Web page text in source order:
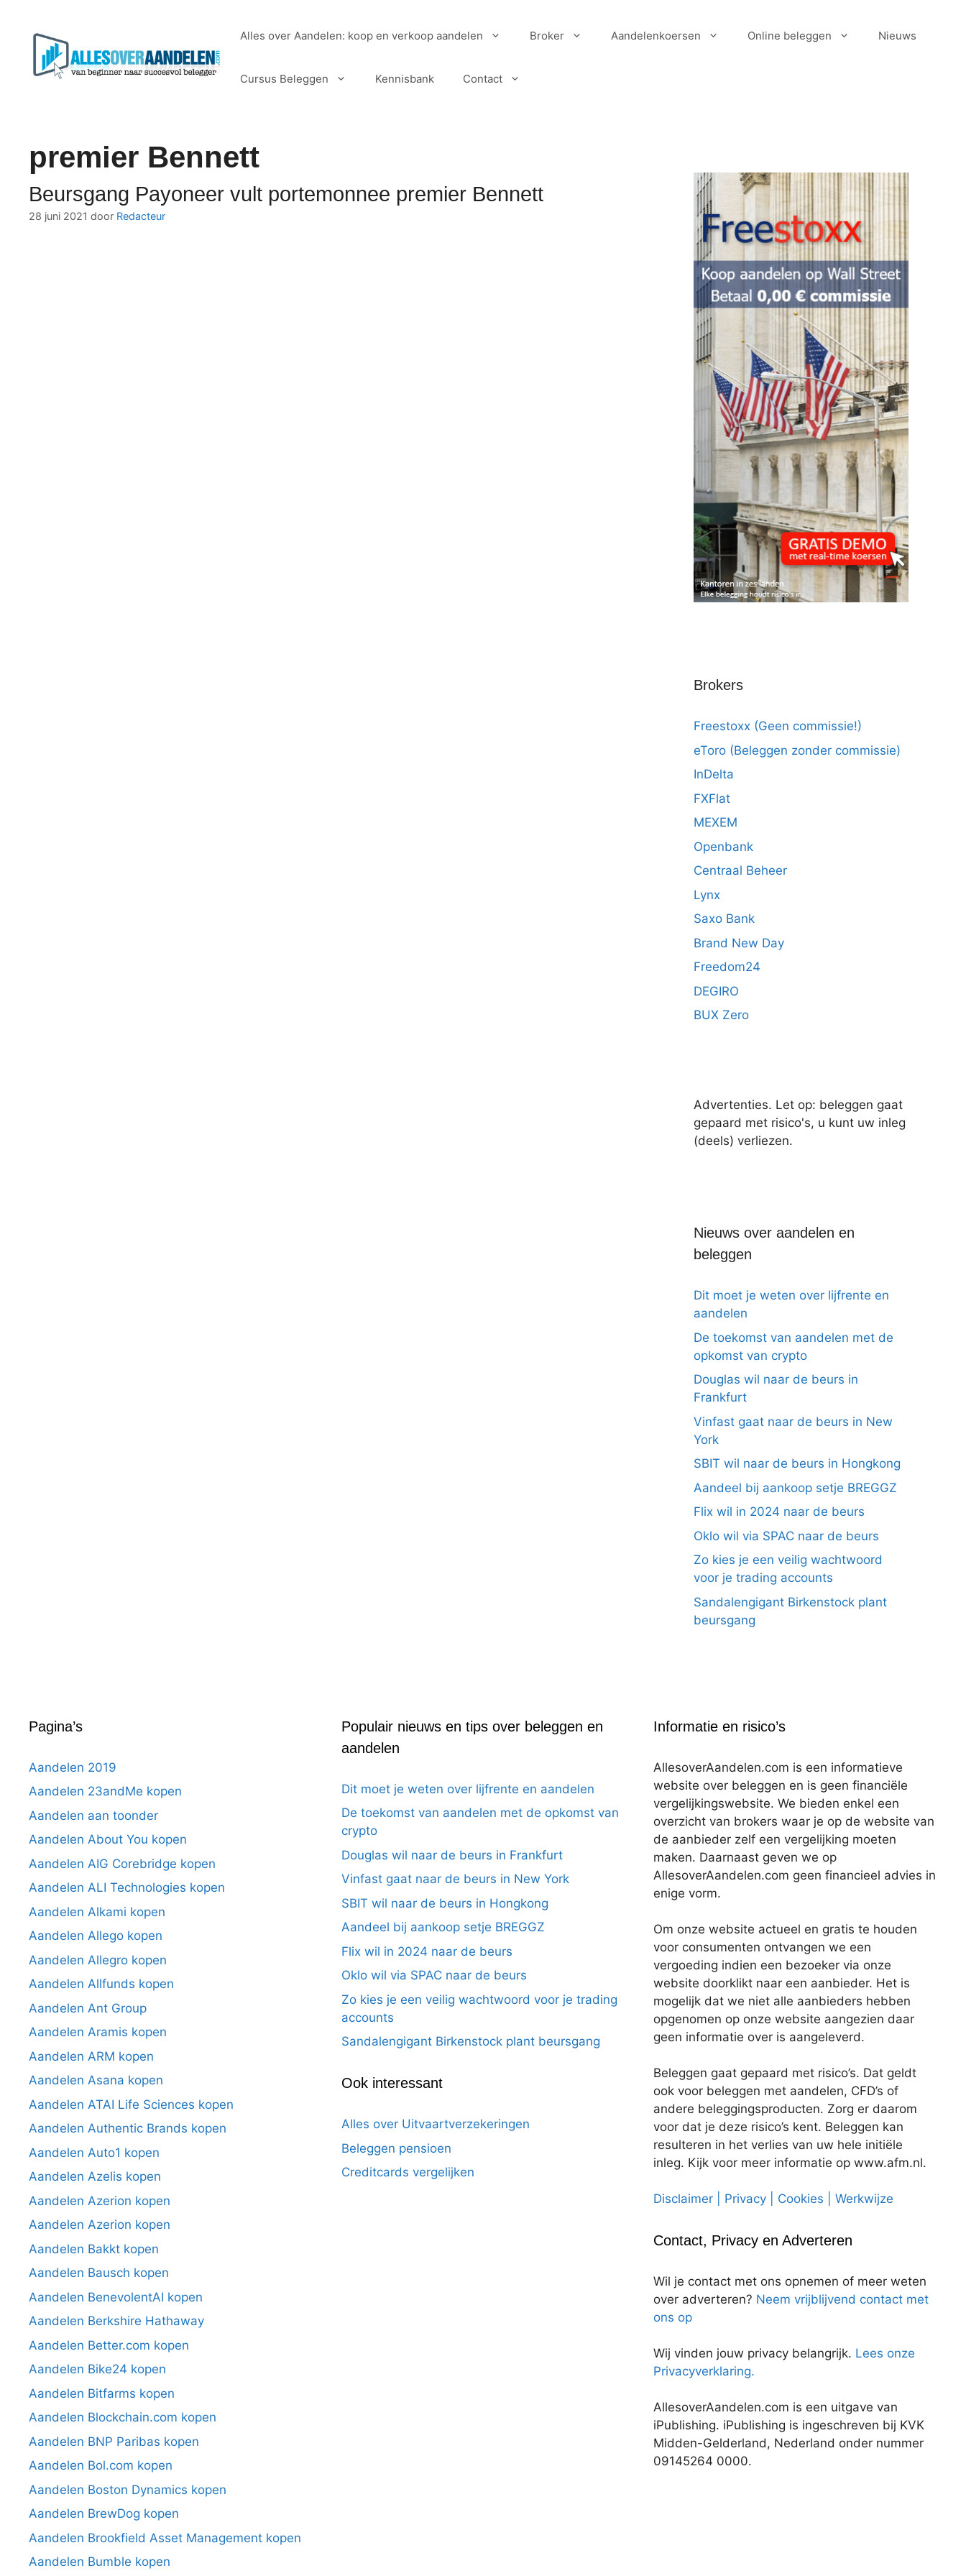
Alles over Aandelen: koop en verkoop aandelen Broker Aandelenkoersen Online beleggen Nieuws
Cursus Beleggen Kennisbank Contact
premier Bennett
Beursgang Payoneer vult portemonnee premier Bennett
28 juni 2021 door Redacteur
Brokers
Freestoxx (Geen commissie!)
eToro (Beleggen zonder commissie)
InDelta
FXFlat
MEXEM
Openbank
Centraal Beheer
Lynx
Saxo Bank
Brand New Day
Freedom24
DEGIRO
BUX Zero
Advertenties. Let op: beleggen gaat
gepaard met risico's, u kunt uw inleg
(deels) verliezen.
Nieuws over aandelen en
beleggen
Dit moet je weten over lijfrente en
aandelen
De toekomst van aandelen met de
opkomst van crypto
Douglas wil naar de beurs in
Frankfurt
Vinfast gaat naar de beurs in New
York
SBIT wil naar de beurs in Hongkong
Aandeel bij aankoop setje BREGGZ
Flix wil in 2024 naar de beurs
Oklo wil via SPAC naar de beurs
Zo kies je een veilig wachtwoord
voor je trading accounts
Sandalengigant Birkenstock plant
beursgang
Pagina’s
Aandelen 2019
Aandelen 23andMe kopen
Aandelen aan toonder
Aandelen About You kopen
Aandelen AIG Corebridge kopen
Aandelen ALI Technologies kopen
Aandelen Alkami kopen
Aandelen Allego kopen
Aandelen Allegro kopen
Aandelen Allfunds kopen
Aandelen Ant Group
Aandelen Aramis kopen
Aandelen ARM kopen
Aandelen Asana kopen
Aandelen ATAI Life Sciences kopen
Aandelen Authentic Brands kopen
Aandelen Auto1 kopen
Aandelen Azelis kopen
Aandelen Azerion kopen
Aandelen Azerion kopen
Aandelen Bakkt kopen
Aandelen Bausch kopen
Aandelen BenevolentAI kopen
Aandelen Berkshire Hathaway
Aandelen Better.com kopen
Aandelen Bike24 kopen
Aandelen Bitfarms kopen
Aandelen Blockchain.com kopen
Aandelen BNP Paribas kopen
Aandelen Bol.com kopen
Aandelen Boston Dynamics kopen
Aandelen BrewDog kopen
Aandelen Brookfield Asset Management kopen
Aandelen Bumble kopen
Populair nieuws en tips over beleggen en
aandelen
Dit moet je weten over lijfrente en aandelen
De toekomst van aandelen met de opkomst van
crypto
Douglas wil naar de beurs in Frankfurt
Vinfast gaat naar de beurs in New York
SBIT wil naar de beurs in Hongkong
Aandeel bij aankoop setje BREGGZ
Flix wil in 2024 naar de beurs
Oklo wil via SPAC naar de beurs
Zo kies je een veilig wachtwoord voor je trading
accounts
Sandalengigant Birkenstock plant beursgang
Ook interessant
Alles over Uitvaartverzekeringen
Beleggen pensioen
Creditcards vergelijken
Informatie en risico’s
AllesoverAandelen.com is een informatieve
website over beleggen en is geen financiële
vergelijkingswebsite. We bieden enkel een
overzicht van brokers waar je op de website van
de aanbieder zelf een vergelijking moeten
maken. Daarnaast geven we op
AllesoverAandelen.com geen financieel advies in
enige vorm.
Om onze website actueel en gratis te houden
voor consumenten ontvangen we een
vergoeding indien een bezoeker via onze
website doorklikt naar een aanbieder. Het is
mogelijk dat we niet alle aanbieders hebben
opgenomen op onze website aangezien daar
geen informatie over is aangeleverd.
Beleggen gaat gepaard met risico’s. Dat geldt
ook voor beleggen met aandelen, CFD’s of
andere beleggingsproducten. Zorg er daarom
voor dat je deze risico’s kent. Beleggen kan
resulteren in het verlies van uw hele initiële
inleg. Kijk voor meer informatie op www.afm.nl.
Disclaimer | Privacy | Cookies | Werkwijze
Contact, Privacy en Adverteren
Wil je contact met ons opnemen of meer weten
over adverteren? Neem vrijblijvend contact met
ons op
Wij vinden jouw privacy belangrijk. Lees onze
Privacyverklaring.
AllesoverAandelen.com is een uitgave van
iPublishing. iPublishing is ingeschreven bij KVK
Midden-Gelderland, Nederland onder nummer
09145264 0000.